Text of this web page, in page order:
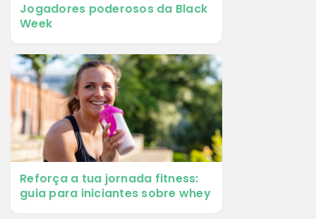
Jogadores poderosos da Black
Week
Reforça a tua jornada fitness:
guia para iniciantes sobre whey